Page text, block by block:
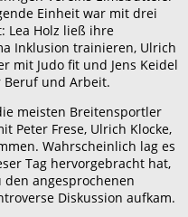
Einheit war mit drei
Lea Holz ließ ihre
Inklusion trainieren, Ulrich
mit Judo fit und Jens Keidel
und Arbeit.
meisten Breitensportler
Peter Frese, Ulrich Klocke,
Wahrscheinlich lag es
Tag hervorgebracht hat,
angesprochenen
Diskussion aufkam.